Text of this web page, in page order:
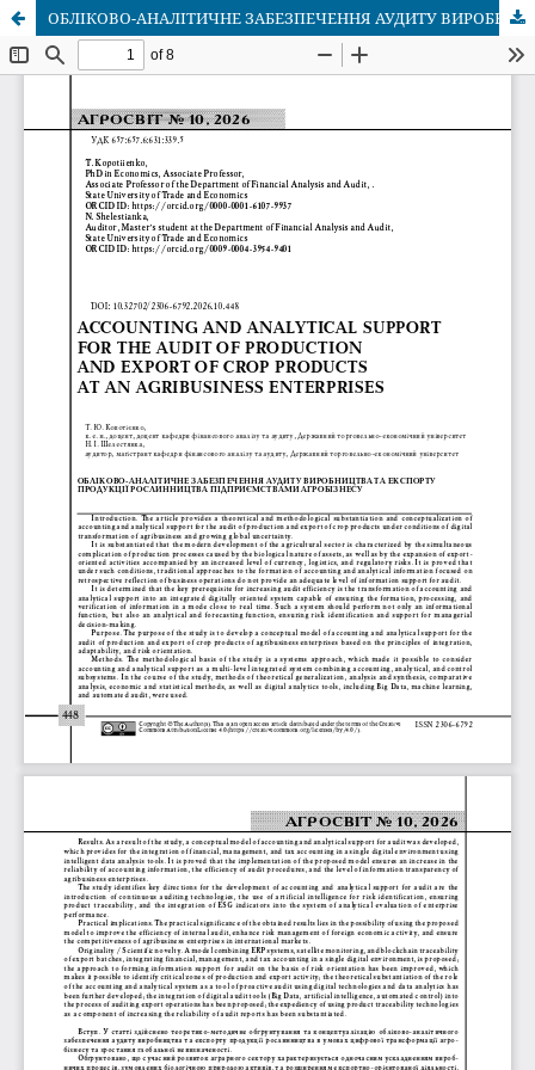
ОБЛІКОВО-АНАЛІТИЧНЕ ЗАБЕЗПЕЧЕННЯ АУДИТУ ВИРОБНИЦТВА ТА ЕКСПОРТУ ПРОДУКЦІЇ РОСЛИННИЦТВА ПІДПРИЄМСТВАМИ АГРОБІЗНЕСУ